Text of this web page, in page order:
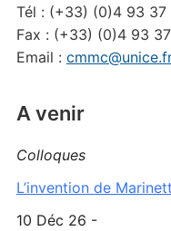
Tél : (+33) (0)4 93 37
Fax : (+33) (0)4 93
Email :
A venir
Colloques
L’invention de
10 Déc 26 -